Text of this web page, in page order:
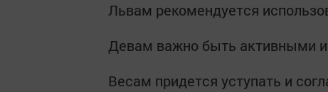
Львам рекомендуется
Девам важно быть активными
Весам придется уступать и